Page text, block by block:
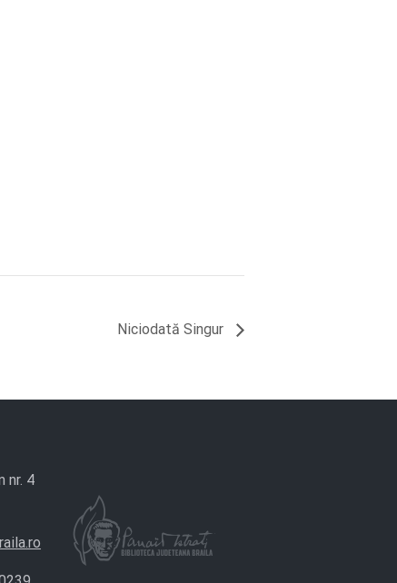
Niciodată Singur
nr. 4